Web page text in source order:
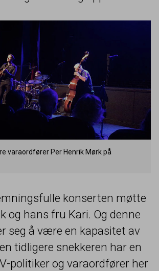
varaordfører Per Henrik Mørk på
konserten møtte
og hans fru Kari. Og denne
seg å være en kapasitet av
tidligere snekkeren har en
politiker og varaordfører her